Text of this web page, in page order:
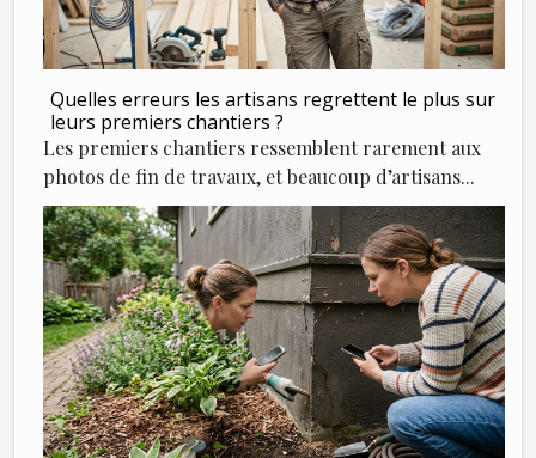
Quelles erreurs les artisans regrettent le plus sur
leurs premiers chantiers ?
Les premiers chantiers ressemblent rarement aux
photos de fin de travaux, et beaucoup d’artisans...